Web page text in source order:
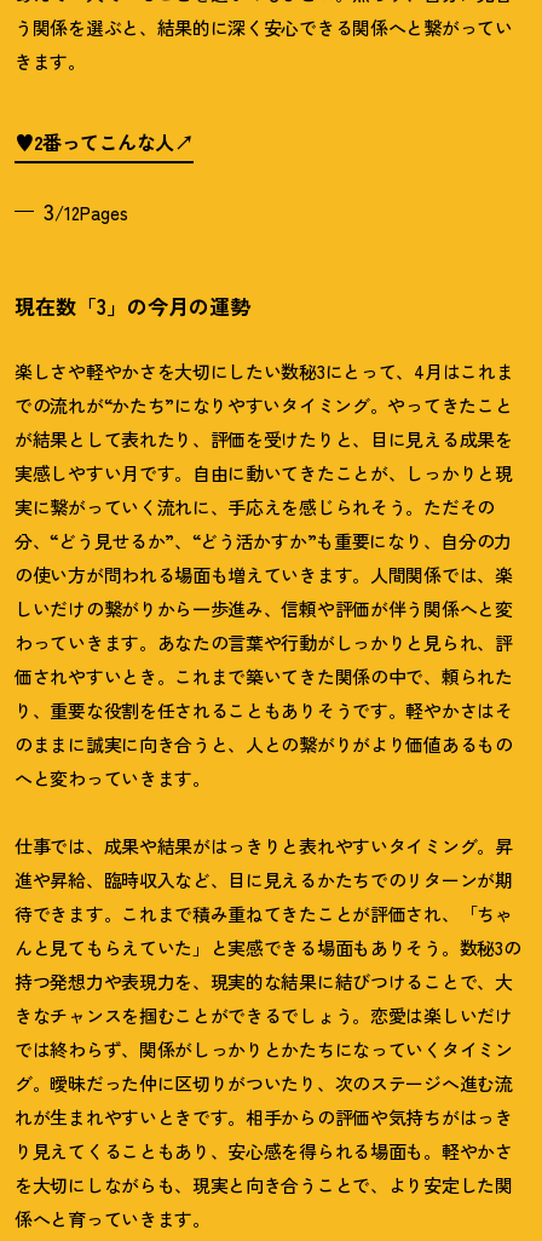
う関係を選ぶと、結果的に深く安心できる関係へと繋がってい
きます。
♥2番ってこんな人
3/12Pages
現在数「3」の今月の運勢
楽しさや軽やかさを大切にしたい数秘3にとって、4月はこれま
での流れが“かたち”になりやすいタイミング。やってきたこと
が結果として表れたり、評価を受けたりと、目に見える成果を
実感しやすい月です。自由に動いてきたことが、しっかりと現
実に繋がっていく流れに、手応えを感じられそう。ただその
分、“どう見せるか”、“どう活かすか”も重要になり、自分の力
の使い方が問われる場面も増えていきます。人間関係では、楽
しいだけの繋がりから一歩進み、信頼や評価が伴う関係へと変
わっていきます。あなたの言葉や行動がしっかりと見られ、評
価されやすいとき。これまで築いてきた関係の中で、頼られた
り、重要な役割を任されることもありそうです。軽やかさはそ
のままに誠実に向き合うと、人との繋がりがより価値あるもの
へと変わっていきます。
仕事では、成果や結果がはっきりと表れやすいタイミング。昇
進や昇給、臨時収入など、目に見えるかたちでのリターンが期
待できます。これまで積み重ねてきたことが評価され、「ちゃ
んと見てもらえていた」と実感できる場面もありそう。数秘3の
持つ発想力や表現力を、現実的な結果に結びつけることで、大
きなチャンスを掴むことができるでしょう。恋愛は楽しいだけ
では終わらず、関係がしっかりとかたちになっていくタイミン
グ。曖昧だった仲に区切りがついたり、次のステージへ進む流
れが生まれやすいときです。相手からの評価や気持ちがはっき
り見えてくることもあり、安心感を得られる場面も。軽やかさ
を大切にしながらも、現実と向き合うことで、より安定した関
係へと育っていきます。